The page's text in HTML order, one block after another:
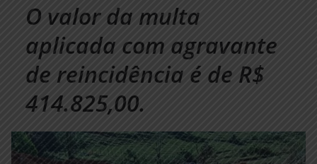
O valor da multa
aplicada com agravante
de reincidência é de R$
414.825,00.